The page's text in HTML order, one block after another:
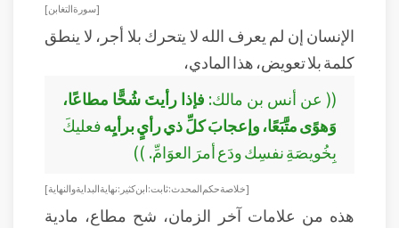
[ سورة التغابن ]
الإنسان إن لم يعرف الله لا يتحرك بلا أجر، لا ينطق
كلمة بلا تعويض، هذا المادي،
(( عن أنس بن مالك: فإذا رأيتَ شُحًّا مطاعًا،
وَهوًى متَّبَعًا، وإعجابَ كلِّ ذي رأيٍ برأيِهفعليكَ
بِخُويصَةِ نفسِك ودَع أمرَ العوَامِّ. ))
[ خلاصة حكم المحدث: ثابت: ابن كثير: نهاية البداية والنهاية ]
هذه من علامات آخر الزمان، شح مطاع، مادية